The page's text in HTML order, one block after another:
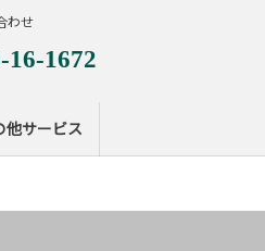
16-1672
他サービス
わせ